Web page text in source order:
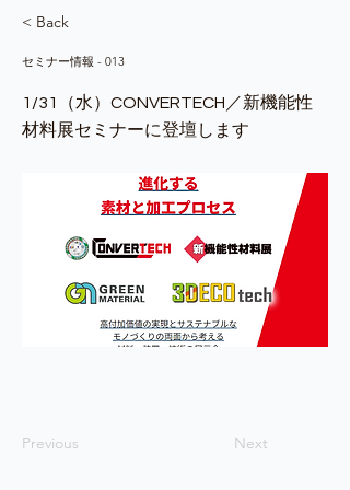
< Back
セミナー情報 - 013
1/31（水）CONVERTECH／新機能性
材料展セミナーに登壇します
Previous Next